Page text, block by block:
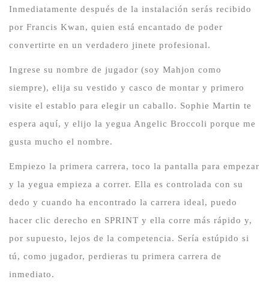
Inmediatamente después de la instalación serás recibido
por Francis Kwan, quien está encantado de poder
convertirte en un verdadero jinete profesional.
Ingrese su nombre de jugador (soy Mahjon como
siempre), elija su vestido y casco de montar y primero
visite el establo para elegir un caballo. Sophie Martin te
espera aquí, y elijo la yegua Angelic Broccoli porque me
gusta mucho el nombre.
Empiezo la primera carrera, toco la pantalla para empezar
y la yegua empieza a correr. Ella es controlada con su
dedo y cuando ha encontrado la carrera ideal, puedo
hacer clic derecho en SPRINT y ella corre más rápido y,
por supuesto, lejos de la competencia. Sería estúpido si
tú, como jugador, perdieras tu primera carrera de
inmediato.